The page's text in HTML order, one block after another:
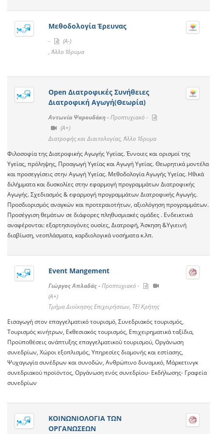
Μεθοδολογία Έρευνας
-
(A-)
, Άλλο Ίδρυμα
Open Διατροφικές Συνήθειες
Διατροφική Αγωγή(Θεωρία)
Αντωνία Ψαρουδάκη -Προπτυχιακό -
(A+)
Διατροφής και Διαιτολογίας, Άλλο Ίδρυμα
Φιλοσοφία της Διατροφικής Αγωγής Υγείας. Έννοιες και ορισμοί της
Υγείας, πρόληψης, Προαγωγή Υγείας και Αγωγή Υγείας. Θεωρητικά μοντέλα
και προσεγγίσεις στην Αγωγή Υγείας. Μεθοδολογία Αγωγής Υγείας. Ηθικά
διλήμματα και δυσκολίες στην εφαρμογή προγραμμάτων Διατροφικής
Αγωγής. Σχεδιασμός & εφαρμογή προγραμμάτων Διατροφικής Αγωγής.
Προσδιορισμός αναγκών και προτεραιοτήτων, αξιολόγηση προγραμμάτων.
Προσέγγιση θεμάτων σε διάφορες πληθυσμιακές ομάδες . Ενδεικτικά
αναφέρονται: εξαρτησιογόνες ουσίες, Διατροφή, Άσκηση &Υγιεινή
διαβίωση, νεοπλάσματα, καρδιολογικά νοσήματα κ.λπ.
Event Mangement
Γιώργος Απλαδάς -Προπτυχιακό -
(A+)
Τμήμα Διοίκησης Επιχειρήσεων, ΤΕΙ Κρήτης
Εισαγωγή στον επαγγελματικό τουρισμό, Συνεδριακός τουρισμός,
Τουρισμός κινήτρων, Εκθεσιακός τουρισμός, Επιχειρηματικά ταξίδια,
Προϋποθέσεις ανάπτυξης επαγγελματικού τουρισμού, Οργάνωση
συνεδρίων, Χώροι εξοπλισμός, Υπηρεσίες διαμονής και εστίασης,
Ψυχαγωγία συνέδρων και συνοδών, Ανθρώπινο δυναμικό, Μάρκετινγκ
συνεδριακού προϊόντος, Οργάνωση ενός συνεδρίου- Εκδήλωσης- Γραφεία
συνεδρίων
ΚΟΙΝΩΝΙΟΛΟΓΙΑ ΤΩΝ
ΟΡΓΑΝΩΣΕΩΝ